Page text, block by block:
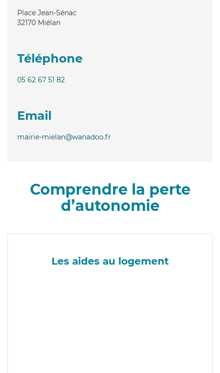
Place Jean-Sénac
32170 Miélan
Téléphone
05 62 67 51 82
Email
mairie-mielan@wanadoo.fr
Comprendre la perte
d’autonomie
Les aides au logement